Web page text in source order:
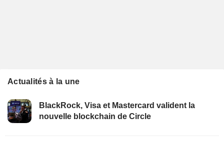
Actualités à la une
BlackRock, Visa et Mastercard valident la
nouvelle blockchain de Circle